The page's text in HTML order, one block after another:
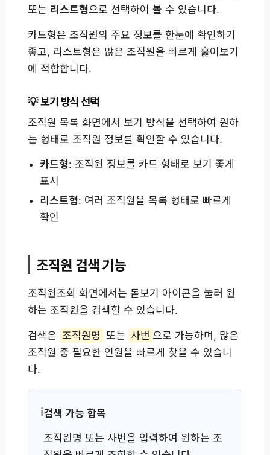
또는 리스트형으로 선택하여 볼 수 있습니다.
카드형은 조직원의 주요 정보를 한눈에 확인하기
좋고, 리스트형은 많은 조직원을 빠르게 훑어보기
에 적합합니다.
보기 방식 선택
조직원 목록 화면에서 보기 방식을 선택하여 원하
는 형태로 조직원 정보를 확인할 수 있습니다.
카드형: 조직원 정보를 카드 형태로 보기 좋게
표시
리스트형: 여러 조직원을 목록 형태로 빠르게
확인
조직원 검색 기능
조직원조회 화면에서는 돋보기 아이콘을 눌러 원
하는 조직원을 검색할 수 있습니다.
검색은 조직원명 또는 사번 으로 가능하며, 많은
조직원 중 필요한 인원을 빠르게 찾을 수 있습니
다.
검색 가능 항목
조직원명 또는 사번을 입력하여 원하는 조